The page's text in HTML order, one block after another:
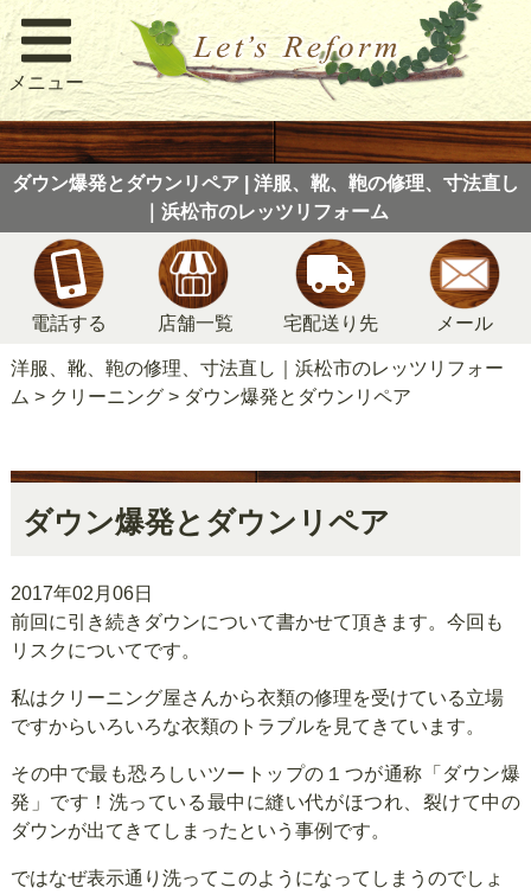
メニュー
ダウン爆発とダウンリペア | 洋服、靴、鞄の修理、寸法直し
｜浜松市のレッツリフォーム
電話する 店舗一覧 宅配送り先 メール
洋服、靴、鞄の修理、寸法直し｜浜松市のレッツリフォー
ム > クリーニング> ダウン爆発とダウンリペア
ダウン爆発とダウンリペア
2017年02月06日
前回に引き続きダウンについて書かせて頂きます。今回も
リスクについてです。
私はクリーニング屋さんから衣類の修理を受けている立場
ですからいろいろな衣類のトラブルを見てきています。
その中で最も恐ろしいツートップの１つが通称「ダウン爆
発」です！洗っている最中に縫い代がほつれ、裂けて中の
ダウンが出てきてしまったという事例です。
ではなぜ表示通り洗ってこのようになってしまうのでしょ